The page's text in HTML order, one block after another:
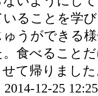
いることを学
うができる
食べること
て帰りまし
2014-12-25